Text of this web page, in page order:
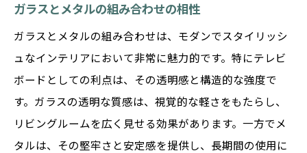
ガラスとメタルの組み合わせの相性
ガラスとメタルの組み合わせは、モダンでスタイリッシ
ュなインテリアにおいて非常に魅力的です。特にテレビ
ボードとしての利点は、その透明感と構造的な強度で
す。ガラスの透明な質感は、視覚的な軽さをもたらし、
リビングルームを広く見せる効果があります。一方でメ
タルは、その堅牢さと安定感を提供し、長期間の使用に